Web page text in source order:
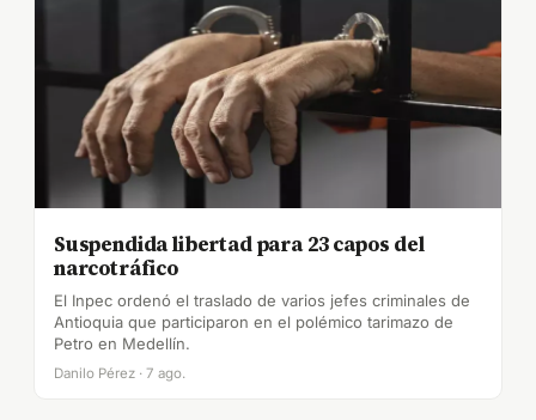
Suspendida libertad para 23 capos del
narcotráfico
El Inpec ordenó el traslado de varios jefes criminales de
Antioquia que participaron en el polémico tarimazo de
Petro en Medellín.
Danilo Pérez · 7 ago.